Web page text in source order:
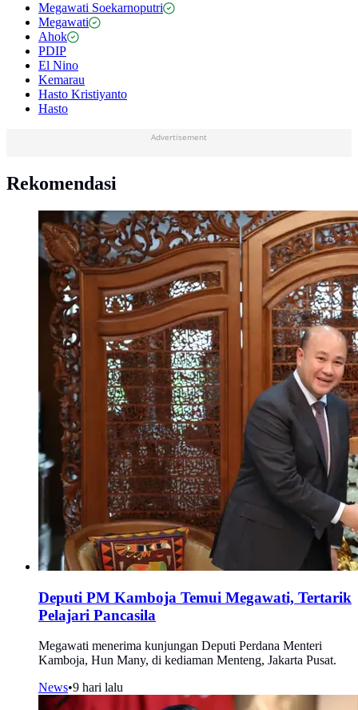
Megawati Soekarnoputri
Megawati
Ahok
PDIP
El Nino
Kemarau
Hasto Kristiyanto
Hasto
Advertisement
Rekomendasi
Deputi PM Kamboja Temui Megawati, Tertarik
Pelajari Pancasila
Megawati menerima kunjungan Deputi Perdana Menteri
Kamboja, Hun Many, di kediaman Menteng, Jakarta Pusat.
News•9 hari lalu